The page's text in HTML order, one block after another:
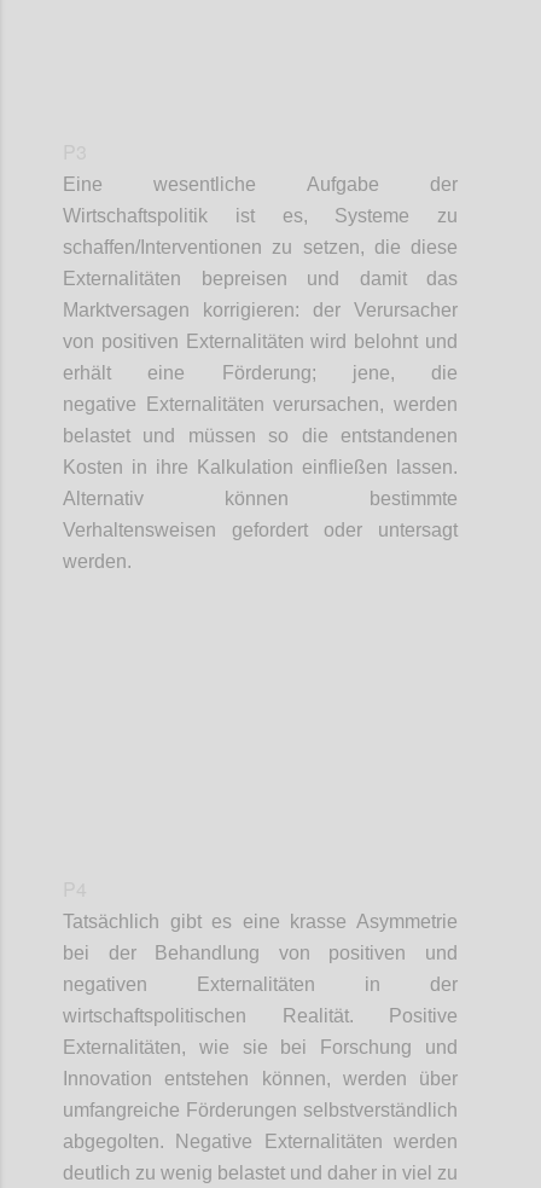
Eine wesentliche Aufgabe der
Wirtschaftspolitik ist es, Systeme zu
schaffen/Interventionen zu setzen, die diese
Externalitäten bepreisen und damit das
Marktversagen korrigieren: der Verursacher
von positiven Externalitäten wird belohnt und
erhält eine Förderung; jene, die
negative Externalitäten verursachen, werden
belastet und müssen so die entstandenen
Kosten in ihre Kalkulation einfließen lassen.
Alternativ können bestimmte
Verhaltensweisen gefordert oder untersagt
werden.
Tatsächlich gibt es eine krasse Asymmetrie
bei der Behandlung von positiven und
negativen Externalitäten in der
wirtschaftspolitischen Realität. Positive
Externalitäten, wie sie bei Forschung und
Innovation entstehen können, werden über
umfangreiche Förderungen selbstverständlich
abgegolten. Negative Externalitäten werden
deutlich zu wenig belastet und daher in viel zu